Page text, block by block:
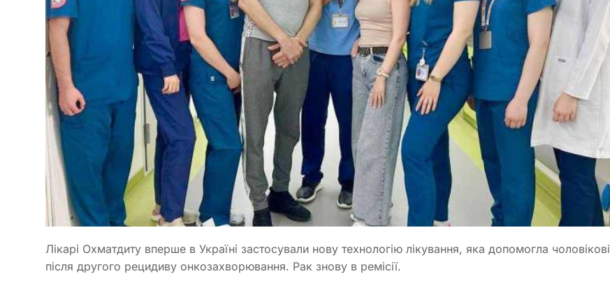
Лікарі Охматдиту вперше в Україні застосували нову технологію лікування, яка допомогла чоловікові
після другого рецидиву онкозахворювання. Рак знову в ремісії.